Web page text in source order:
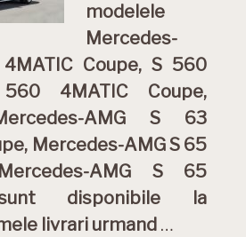
modelele
Mercedes-
Coupe, S 560
4MATIC Coupe,
AMG S 63
Mercedes-AMG S 65
AMG S 65
disponibile la
livrari urmand …